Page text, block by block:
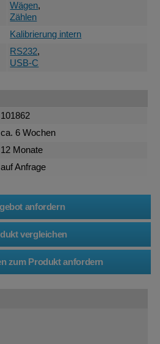
Wägen,
Zählen
Kalibrierung intern
RS232,
USB-C
101862
ca. 6 Wochen
12 Monate
auf Anfrage